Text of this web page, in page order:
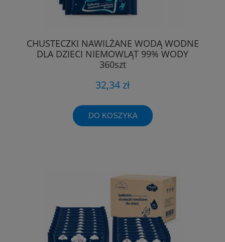
CHUSTECZKI NAWILŻANE WODĄ WODNE
DLA DZIECI NIEMOWLĄT 99% WODY
360szt
32,34 zł
DO KOSZYKA